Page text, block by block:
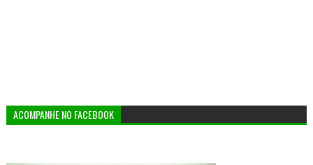
ACOMPANHE NO FACEBOOK